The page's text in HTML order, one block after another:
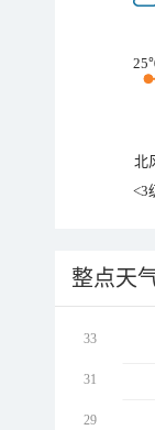
北
<3
整点天
33
31
29